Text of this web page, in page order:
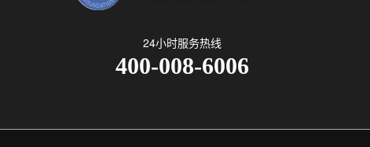
24小时服务热线
400-008-6006